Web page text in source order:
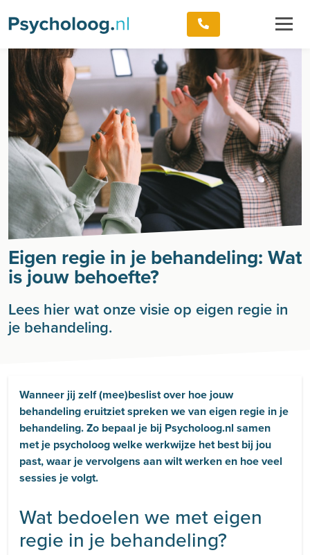
Eigen regie in je behandeling: Wat
is jouw behoefte?
Lees hier wat onze visie op eigen regie in
je behandeling.
Wanneer jij zelf (mee)beslist over hoe jouw
behandeling eruitziet spreken we van eigen regie in je
behandeling. Zo bepaal je bij Psycholoog.nl samen
met je psycholoog welke werkwijze het best bij jou
past,waar je vervolgens aan wilt werken en hoe veel
sessies je volgt.
Wat bedoelen we met eigen
regie in je behandeling?